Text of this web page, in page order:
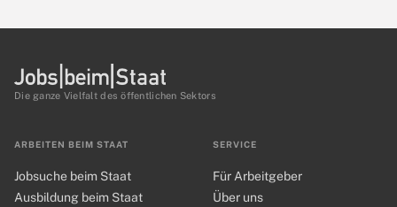
Die ganze Vielfalt des öffentlichen Sektors
ARBEITEN BEIM STAAT
Jobsuche beim Staat
Ausbildung beim Staat
SERVICE
Für Arbeitgeber
Über uns